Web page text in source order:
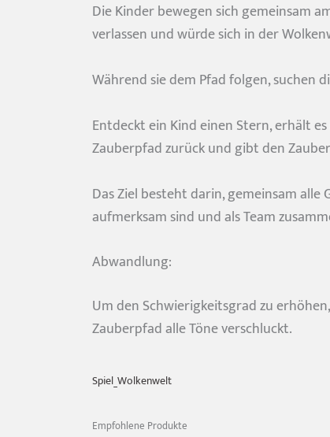
Die Kinder bewegen sich gemeinsam
verlassen und würde sich in der
Während sie dem Pfad folgen, suchen
Entdeckt ein Kind einen Stern, erhält
Zauberpfad zurück und gibt den
Das Ziel besteht darin, gemeinsam
aufmerksam sind und als Team
Abwandlung:
Um den Schwierigkeitsgrad zu
Zauberpfad alle Töne verschluckt.
Spiel_Wolkenwelt
Empfohlene Produkte